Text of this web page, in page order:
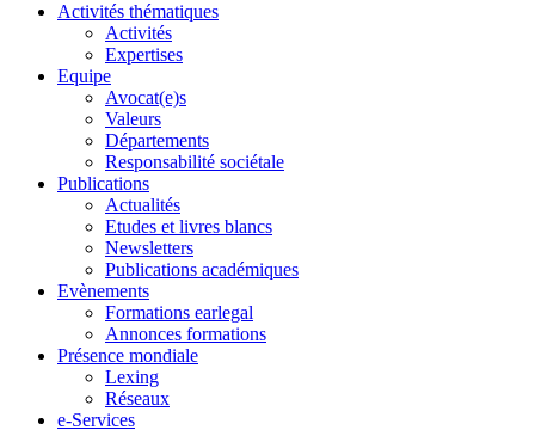
Activités thématiques
Activités
Expertises
Equipe
Avocat(e)s
Valeurs
Départements
Responsabilité sociétale
Publications
Actualités
Etudes et livres blancs
Newsletters
Publications académiques
Evènements
Formations earlegal
Annonces formations
Présence mondiale
Lexing
Réseaux
e-Services